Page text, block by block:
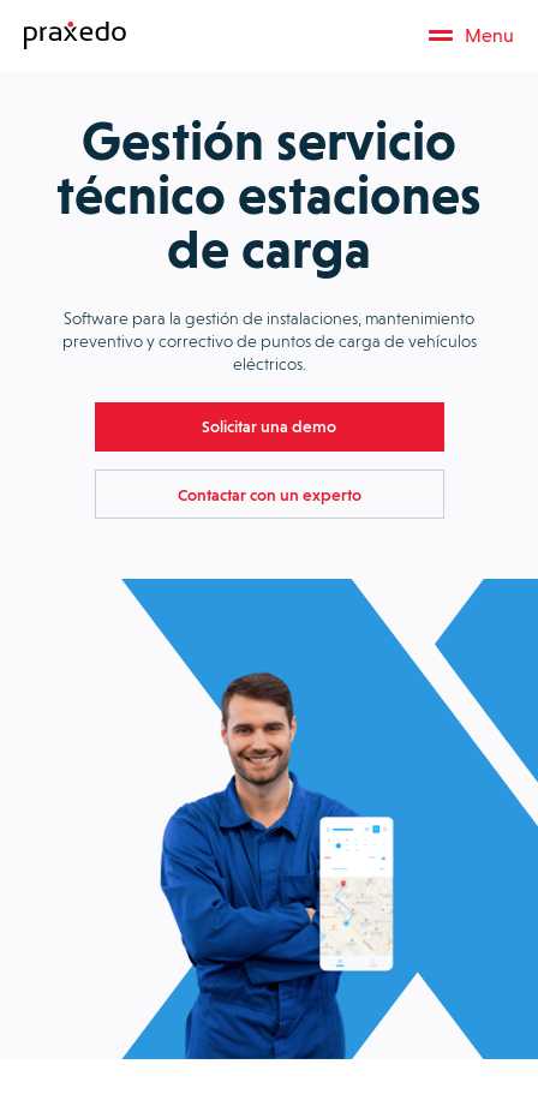
Menu
Gestión servicio
técnico estaciones
de carga
Software para la gestión de instalaciones, mantenimiento
preventivo y correctivo de puntos de carga de vehículos
eléctricos.
Solicitar una demo
Contactar con un experto